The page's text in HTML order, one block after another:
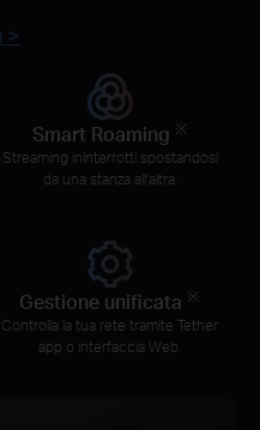
>
Smart Roaming ※
Streaming ininterrotti spostandosi
da una stanza all'altra.
Gestione unificata ※
Controlla la tua rete tramite Tether
app o interfaccia Web.